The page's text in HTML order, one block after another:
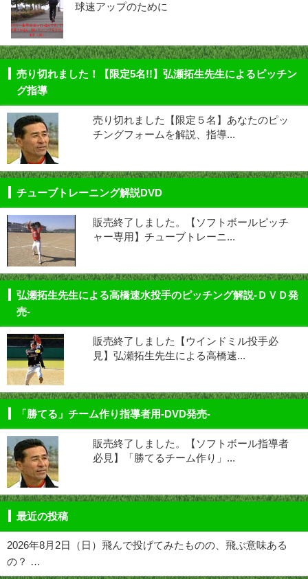
球速アップのために
売り切れました！【限定5名!!】弘瀬拓生先生によるピッチン
グ指導
売り切れました【限定５名】あなたのピッ
チングフォームを解説、指導...
チューブトレーニング解説DVD
販売終了しました。【ソフトボールピッチ
ャー専用】チューブトレーニ...
弘瀬拓生先生による高橋速水投手のピッチング解説-ＤＶＤ発
売-
販売終了しました【ウインドミル投手必
見】弘瀬拓生先生による高橋速...
「勝てる」チーム作り指導者用-DVD発売-
販売終了しました。【ソフトボール指導者
必見】「勝てるチーム作り」...
最近の投稿
2026年8月2日（日）飛んで投げてみたものの、飛ぶ意味ある
の？ …